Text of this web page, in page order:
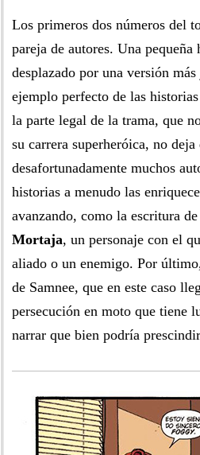
Los primeros dos números del
pareja de autores. Una
desplazado por una versión
ejemplo perfecto de las
la parte legal de la trama, que
su carrera superheróica, no
desafortunadamente muchos
historias a menudo las
avanzando, como la escritura
Mortaja, un personaje con el
aliado o un enemigo. Por
de Samnee, que en este caso
persecución en moto que tiene
narrar que bien podría